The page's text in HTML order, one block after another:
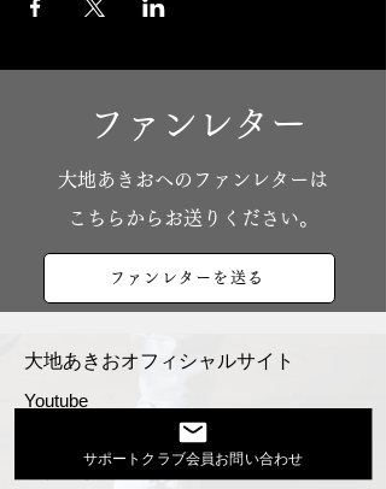
ファンレター
​大地あきおへのファンレターは
こちらからお送りください。
ファンレターを送る
大地あきおオフィシャルサイト
Youtube
出演依頼・プロフィール
サポートクラブ会員お問い合わせ